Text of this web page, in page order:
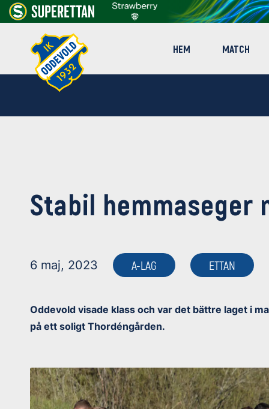
HEM MATCH
Stabil hemmaseger
6 maj, 2023 A-LAG ETTAN
Oddevold visade klass och var det bättre laget i
på ett soligt Thordéngården.